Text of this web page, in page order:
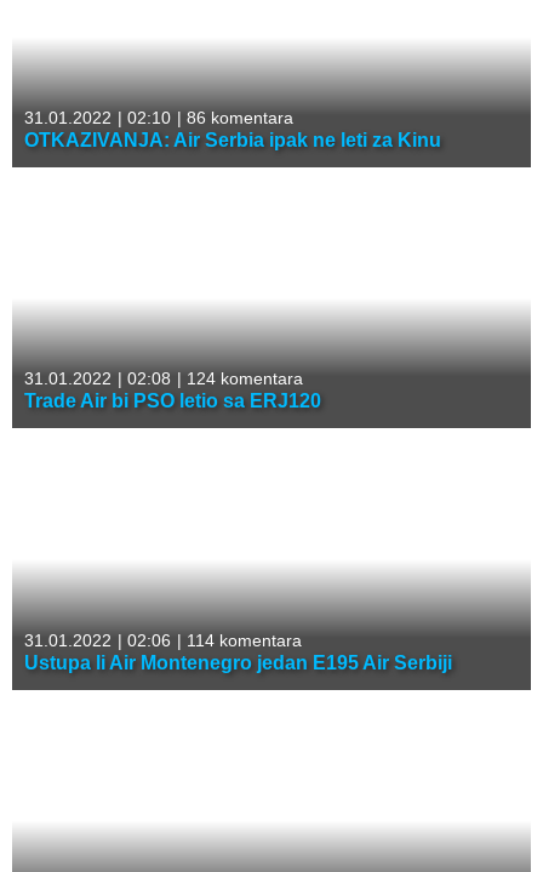
31.01.2022 | 02:10 | 86 komentara
OTKAZIVANJA: Air Serbia ipak ne leti za Kinu
31.01.2022 | 02:08 | 124 komentara
Trade Air bi PSO letio sa ERJ120
31.01.2022 | 02:06 | 114 komentara
Ustupa li Air Montenegro jedan E195 Air Serbiji